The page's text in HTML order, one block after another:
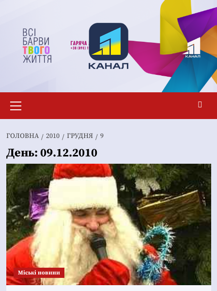
вмісту
меню
ГОЛОВНА 2010 ГРУДНЯ 9
День: 09.12.2010
Mіські новини